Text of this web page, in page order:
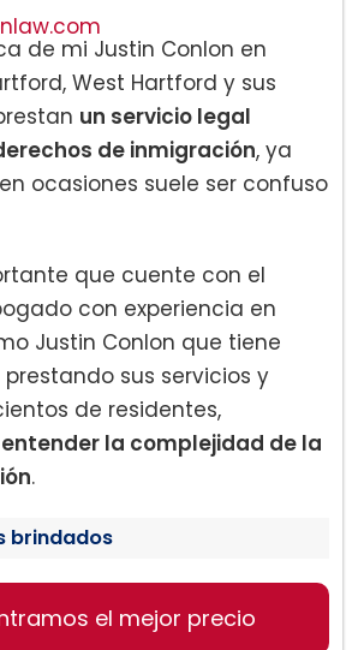
de mi Justin Conlon en
West Hartford y sus
un servicio legal
de inmigración, ya
ocasiones suele ser confuso
que cuente con el
con experiencia en
Justin Conlon que tiene
prestando sus servicios y
de residentes,
entender la complejidad de la
.
brindados
el mejor precio